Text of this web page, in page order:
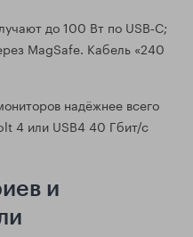
до 100 Вт по USB‑C;
MagSafe. Кабель «240
надёжнее всего
4 или USB4 40 Гбит/с
и